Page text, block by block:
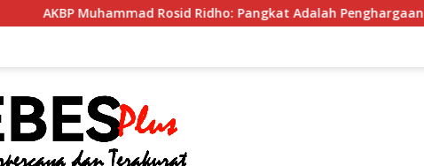
Ridho: Pangkat Adalah Penghargaan dan Tanggung Jawab